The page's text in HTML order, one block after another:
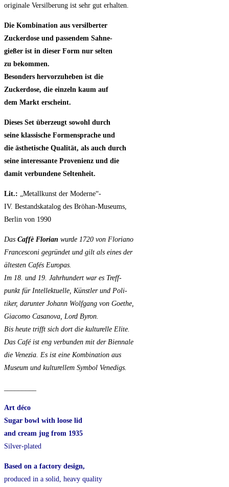
originale Versilberung ist sehr gut erhalten.
Die Kombination aus versilberter
Zuckerdose und passendem Sahne-
gießer ist in dieser Form nur selten
zu bekommen.
Besonders hervorzuheben ist die
Zuckerdose, die einzeln kaum auf
dem Markt erscheint.
Dieses Set überzeugt sowohl durch
seine klassische Formensprache und
die ästhetische Qualität, als auch durch
seine interessante Provenienz und die
damit verbundene Seltenheit.
Lit.: „Metallkunst der Moderne“-
IV. Bestandskatalog des Bröhan-Museums,
Berlin von 1990
Das Caffè Florian wurde 1720 von Floriano
Francesconi gegründet und gilt als eines der
ältesten Cafés Europas.
Im 18. und 19. Jahrhundert war es Treff-
punkt für Intellektuelle, Künstler und Poli-
tiker, darunter Johann Wolfgang von Goethe,
Giacomo Casanova, Lord Byron.
Bis heute trifft sich dort die kulturelle Elite.
Das Café ist eng verbunden mit der Biennale
die Venezia. Es ist eine Kombination aus
Museum und kulturellem Symbol Venedigs.
Art déco
Sugar bowl with loose lid
and cream jug from 1935
Silver-plated
Based on a factory design,
produced in a solid, heavy quality